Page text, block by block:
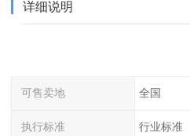
详细说明
可售卖地 全国
执行标准 行业标准